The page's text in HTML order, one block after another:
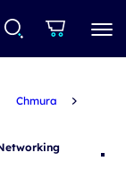
Chmura